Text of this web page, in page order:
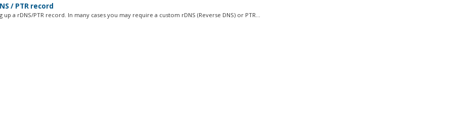
/ PTR record
up a rDNS/PTR record. In many cases you may require a custom rDNS (Reverse DNS) or PTR...